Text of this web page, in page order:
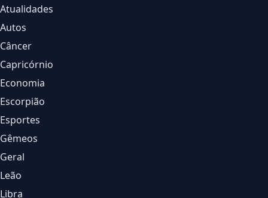
Atualidades
Autos
Câncer
Capricórnio
Economia
Escorpião
Esportes
Gêmeos
Geral
Leão
Libra